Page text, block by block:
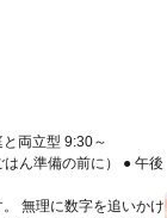
両立型 9:30～
ん準備の前に） ● 午後
無理に数字を追いかけ